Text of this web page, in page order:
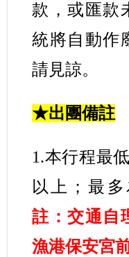
款，或匯款
統將自動作
請見諒。
★出團備註
1.本行程最
以上；最
註：交通自
漁港保安宮